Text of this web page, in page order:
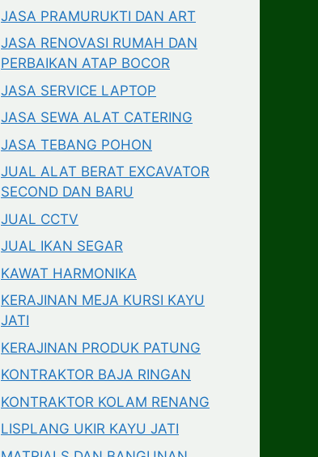
JASA PRAMURUKTI DAN ART
JASA RENOVASI RUMAH DAN
PERBAIKAN ATAP BOCOR
JASA SERVICE LAPTOP
JASA SEWA ALAT CATERING
JASA TEBANG POHON
JUAL ALAT BERAT EXCAVATOR
SECOND DAN BARU
JUAL CCTV
JUAL IKAN SEGAR
KAWAT HARMONIKA
KERAJINAN MEJA KURSI KAYU
JATI
KERAJINAN PRODUK PATUNG
KONTRAKTOR BAJA RINGAN
KONTRAKTOR KOLAM RENANG
LISPLANG UKIR KAYU JATI